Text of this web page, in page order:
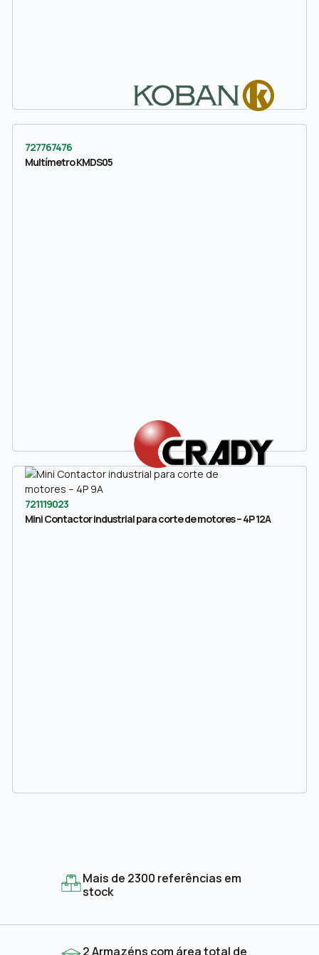
727767476
Multímetro KMDS05
721119023
Mini Contactor industrial para corte de motores – 4P 12A
Mais de 2300 referências em
stock
2 Armazéns com área total de